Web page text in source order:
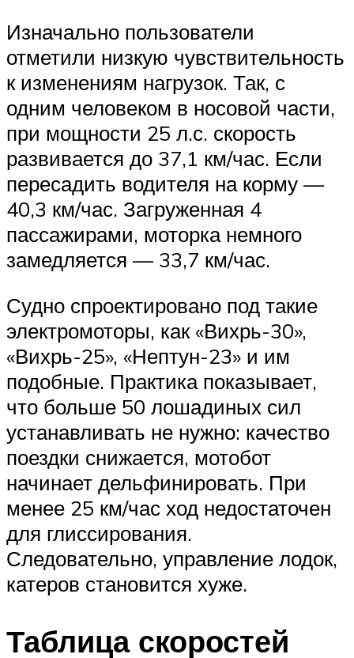
Изначально пользователи
отметили низкую чувствительность
к изменениям нагрузок. Так, с
одним человеком в носовой части,
при мощности 25 л.с. скорость
развивается до 37,1 км/час. Если
пересадить водителя на корму —
40,3 км/час. Загруженная 4
пассажирами, моторка немного
замедляется — 33,7 км/час.
Судно спроектировано под такие
электромоторы, как «Вихрь-30»,
«Вихрь-25», «Нептун-23» и им
подобные. Практика показывает,
что больше 50 лошадиных сил
устанавливать не нужно: качество
поездки снижается, мотобот
начинает дельфинировать. При
менее 25 км/час ход недостаточен
для глиссирования.
Следовательно, управление лодок,
катеров становится хуже.
Таблица скоростей